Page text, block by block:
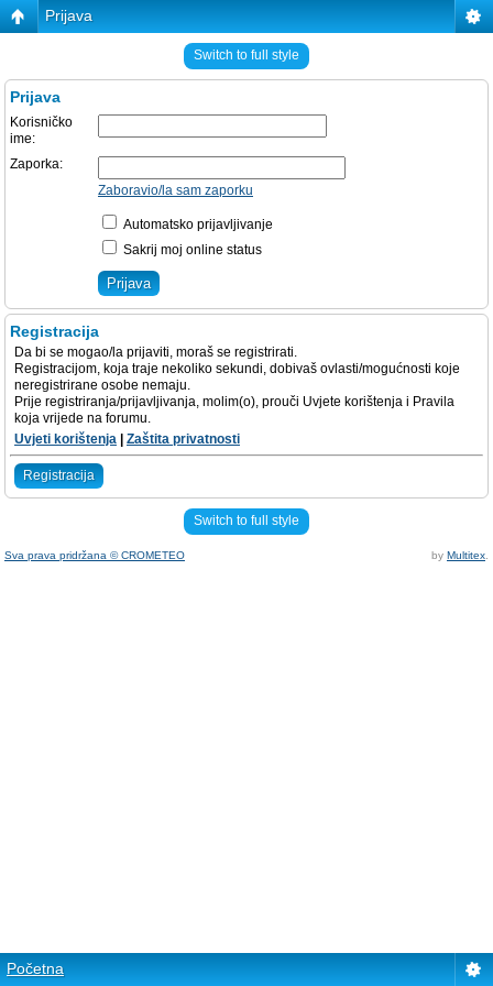
Prijava
Switch to full style
Prijava
Korisničko
ime:
Zaporka:
Zaboravio/la sam zaporku
Automatsko prijavljivanje
Sakrij moj online status
Registracija
Da bi se mogao/la prijaviti, moraš se registrirati.
Registracijom, koja traje nekoliko sekundi, dobivaš ovlasti/mogućnosti koje
neregistrirane osobe nemaju.
Prije registriranja/prijavljivanja, molim(o), prouči Uvjete korištenja i Pravila
koja vrijede na forumu.
Uvjeti korištenja
Zaštita privatnosti
Registracija
Switch to full style
Sva prava pridržana © CROMETEO by Multitex
Početna